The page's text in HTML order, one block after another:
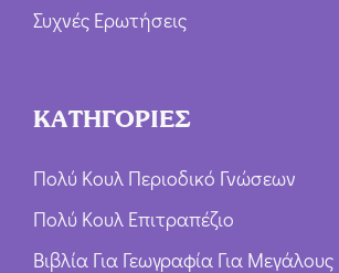
Συχνές Ερωτήσεις
ΚΑΤΗΓΟΡΙΕΣ
Πολύ Κουλ Περιοδικό Γνώσεων
Πολύ Κουλ Επιτραπέζιο
Βιβλία Για Γεωγραφία Για Μεγάλους